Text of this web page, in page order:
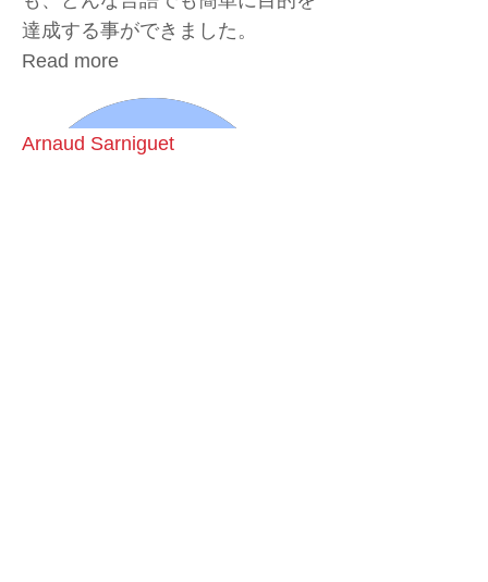
達成する事ができました。
Read more
Arnaud Sarniguet